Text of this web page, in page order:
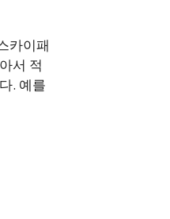
카이패
서 적
. 예를